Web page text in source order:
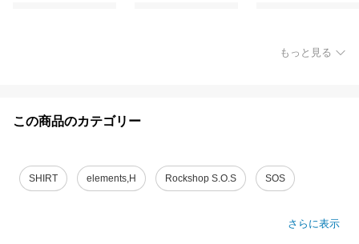
もっと見る
この商品のカテゴリー
SHIRT elements,H Rockshop S.O.S SOS
さらに表示